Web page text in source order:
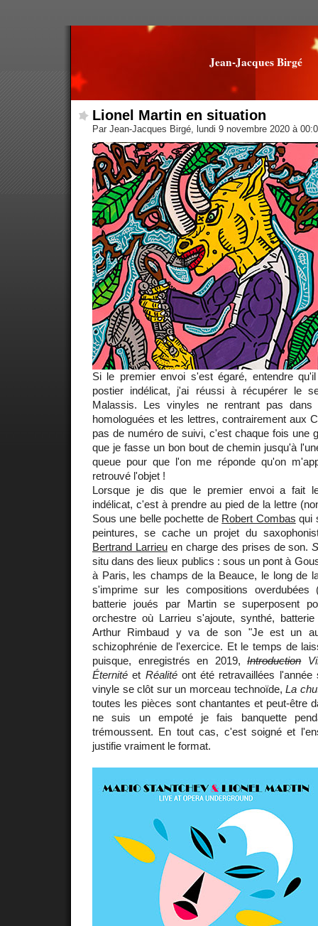
Jean-Jacques Birgé
Lionel Martin en situation
Par Jean-Jacques Birgé, lundi 9 novembre 2020 à
Si le premier envoi s'est égaré, entendre
postier indélicat, j'ai réussi à récupérer le
Malassis. Les vinyles ne rentrant pas
homologuées et les lettres, contrairement aux
pas de numéro de suivi, c'est chaque fois une
que je fasse un bon bout de chemin jusqu'à
queue pour que l'on me réponde qu'on
retrouvé l'objet !
Lorsque je dis que le premier envoi a fait
indélicat, c'est à prendre au pied de la lettre
Sous une belle pochette de Robert Combas qui
peintures, se cache un projet du
Bertrand Larrieuen charge des prises de son.
situ dans des lieux publics : sous un pont à
à Paris, les champs de la Beauce, le long de
s'imprime sur les compositions overdubées
batterie joués par Martin se superposent
orchestre où Larrieu s'ajoute, synthé,
Arthur Rimbaud y va de son "Je est un
schizophrénie de l'exercice. Et le temps de
puisque, enregistrés en 2019,Introduction
Éternité et Réalitéont été retravaillées l'année
vinyle se clôt sur un morceau technoïde,La
toutes les pièces sont chantantes et peut-être
ne suis un empoté je fais banquette
trémoussent. En tout cas, c'est soigné et
justifie vraiment le format.